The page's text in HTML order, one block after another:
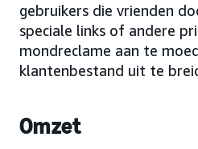
gebruikers die vrienden
speciale links of andere
mondreclame aan te
klantenbestand uit te
Omzet